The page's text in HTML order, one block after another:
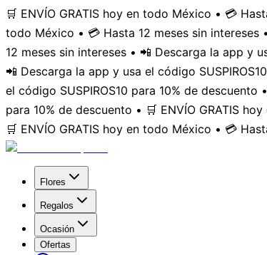
🛒 ENVÍO GRATIS hoy en todo México • 💳
todo México • 💳 Hasta 12 meses sin intereses
12 meses sin intereses • 📲 Descarga la app y
📲 Descarga la app y usa el código
el código SUSPIROS10 para 10% de
para 10% de descuento • 🛒 ENVÍO GRATIS
🛒 ENVÍO GRATIS hoy en todo México • 💳
Flores
Regalos
Ocasión
Ofertas